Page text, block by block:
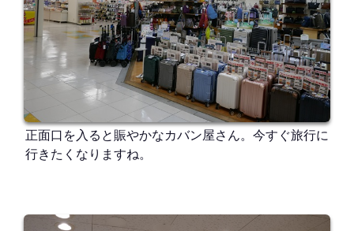
正面口を入ると賑やかなカバン屋さん。今すぐ旅行に
行きたくなりますね。